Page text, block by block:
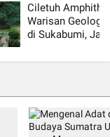
Ciletuh
Warisan Geologi
di Sukabumi,